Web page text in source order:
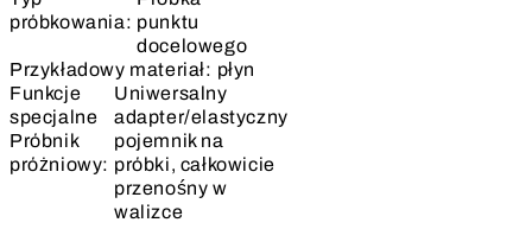
próbkowania: punktu
docelowego
Przykładowy materiał: płyn
Funkcje
specjalne
Próbnik
próżniowy:
Uniwersalny
adapter/elastyczny
pojemnik na
próbki, całkowicie
przenośny w
walizce